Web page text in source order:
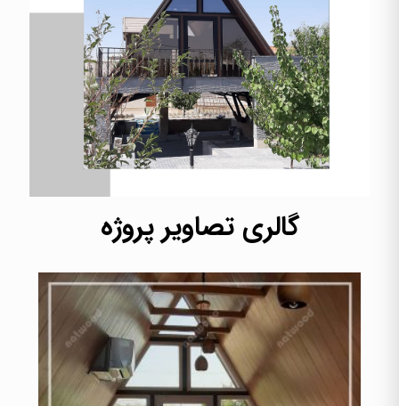
گالری تصاویر پروژه